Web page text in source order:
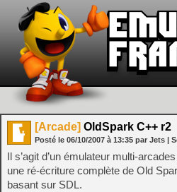
[Arcade] OldSpark C++ r2
Posté le 06/10/2007 à 13:35 par Jets |
Il s’agit d’un émulateur multi-
une ré-écriture complète de Old
basant sur SDL.